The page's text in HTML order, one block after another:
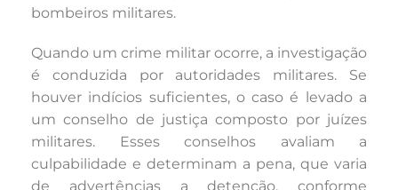
bombeiros militares.
Quando um crime militar ocorre, a investigação
é conduzida por autoridades militares. Se
houver indícios suficientes, o caso é levado a
um conselho de justiça composto por juízes
militares. Esses conselhos avaliam a
culpabilidade e determinam a pena, que varia
de advertências a detenção, conforme